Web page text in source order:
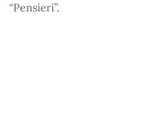
“Pensieri”.